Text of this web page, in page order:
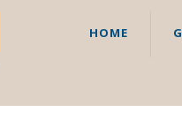
HOME